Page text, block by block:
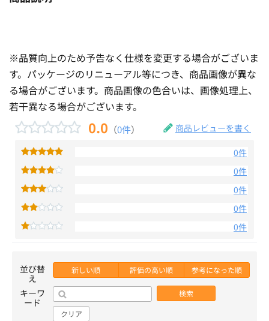
※品質向上のため予告なく仕様を変更する場合がございま
す。パッケージのリニューアル等につき、商品画像が異な
る場合がございます。商品画像の色合いは、画像処理上、
若干異なる場合がございます。
0.0 （0件） 商品レビューを書く
0件
0件
0件
0件
0件
並び替
え
新しい順 評価の高い順 参考になった順
キーワ
ード
検索
クリア